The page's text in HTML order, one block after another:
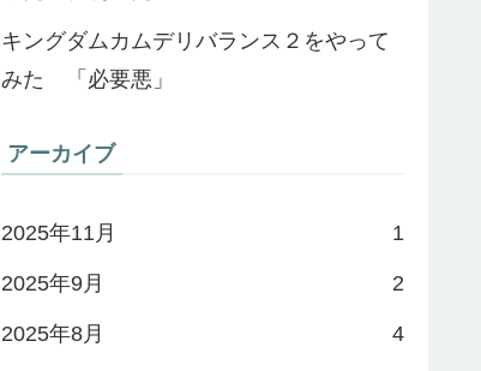
キングダムカムデリバランス２をやって
みた 「必要悪」
アーカイブ
2025年11月 1
2025年9月 2
2025年8月 4